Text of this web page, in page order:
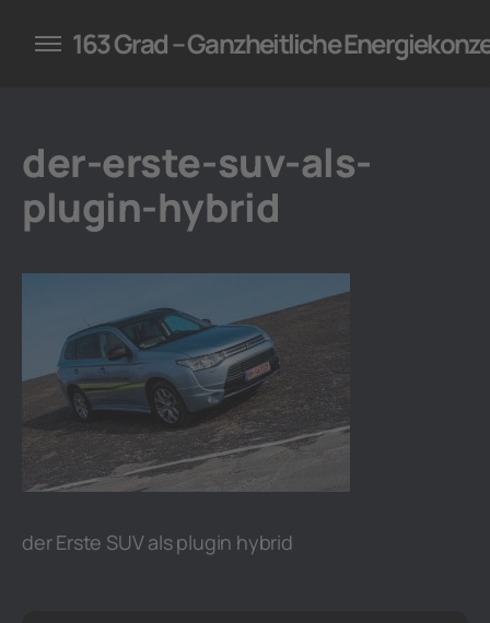
für Unternehmen
163 Grad – Ganzheitliche
der-erste-suv-als-
plugin-hybrid
der Erste SUV als plugin hybrid